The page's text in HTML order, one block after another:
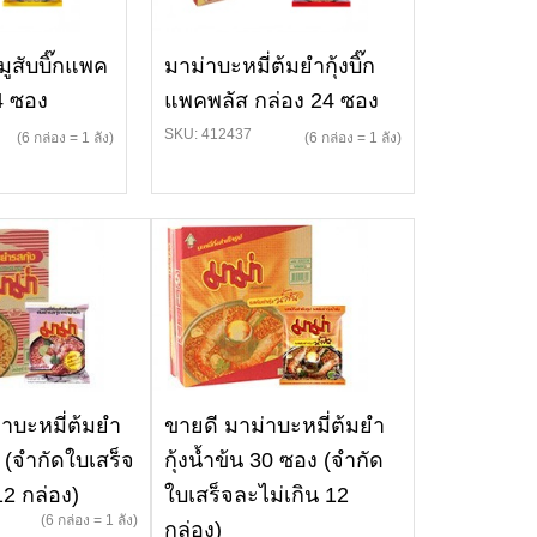
สับบิ๊กแพค
ซอง
(6 กล่อง = 1 ลัง)
มาม่าบะหมี่ต้มยำกุ้งบิ๊ก
แพคพลัส กล่อง 24 ซอง
SKU: 412437 (6 กล่อง = 1 ลัง)
บะหมี่ต้มยำ
จำกัดใบเสร็จ
กล่อง)
(6 กล่อง = 1 ลัง)
ขายดี มาม่าบะหมี่ต้มยำ
กุ้งน้ำข้น 30 ซอง (จำกัด
ใบเสร็จละไม่เกิน 12
กล่อง)